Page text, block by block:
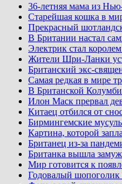
36-летняя мама из
Старейшая кошка в
Прекрасный
В Британии настал
Электрик стал
Жители Шри-Ланки
Британский экс-
Самая редкая в мире
В Британской
Илон Маск прервал
Китаец отбился от
Бирмингемские
Картина, которой
Британец из-за
Британка вышла замуж
Мир готовится к
Годовалый шопоголик